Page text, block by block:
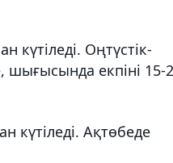
күтіледі. Оңтүстік-
шығысында екпіні 15-
күтіледі. Ақтөбеде